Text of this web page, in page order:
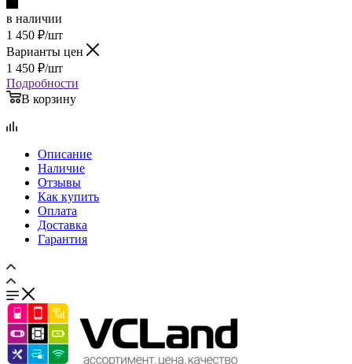
1 450
Подробности
В корзину
Описание
Наличие
Оплата
Доставка
Гарантия
Сравнение 0 Избранные товары